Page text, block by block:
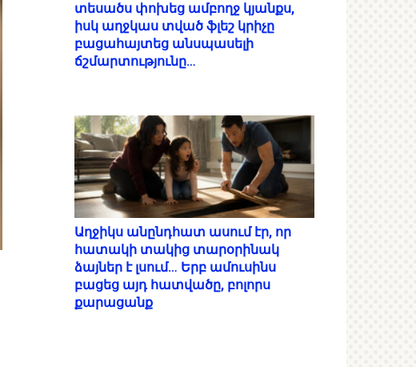
տեսածս փոխեց ամբողջ կյանքս,
իսկ աղջկաս տված ֆլեշ կրիչը
բացահայտեց անսպասելի
ճշմարտությունը…
Աղջիկս անընդհատ ասում էր, որ
հատակի տակից տարօրինակ
ձայներ է լսում… Երբ ամուսինս
բացեց այդ հատվածը, բոլորս
քարացանք